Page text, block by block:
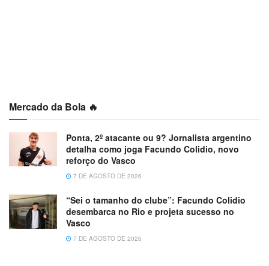
Mercado da Bola 🔥
Ponta, 2º atacante ou 9? Jornalista argentino
detalha como joga Facundo Colidio, novo
reforço do Vasco
7 DE AGOSTO DE 2026
“Sei o tamanho do clube”: Facundo Colidio
desembarca no Rio e projeta sucesso no
Vasco
7 DE AGOSTO DE 2026